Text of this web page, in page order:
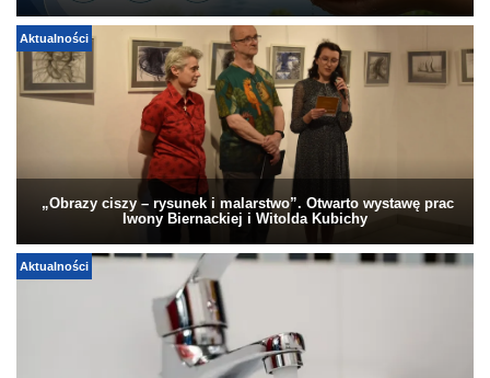
Aktualności
„Obrazy ciszy – rysunek i malarstwo”. Otwarto wystawę prac
Iwony Biernackiej i Witolda Kubichy
Aktualności